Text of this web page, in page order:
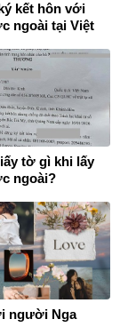
kết hôn với
ngoài tại Việt
tờ gì khi lấy
ngoài?
người Nga